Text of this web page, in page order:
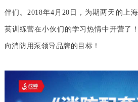
伴们。2018年4 月 20 日，为期两天的上
英训练营在小伙们的学习热情中开营了
向消防用泵领导品牌的目标！